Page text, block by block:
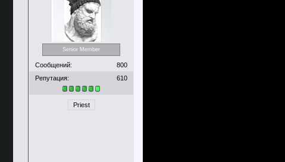
Senior Member
Сообщений:
800
Репутация:
610
Priest